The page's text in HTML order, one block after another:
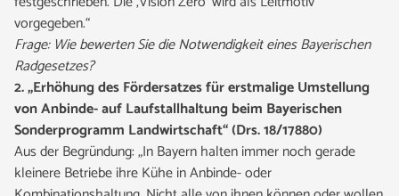
vorgegeben.“
Frage: Wie bewerten Sie die Notwendigkeit eines Bayerischen
Radgesetzes?
2. „Erhöhung des Fördersatzes für erstmalige Umstellung
von Anbinde- auf Laufstallhaltung beim Bayerischen
Sonderprogramm Landwirtschaft“ (Drs. 18/17880)
Aus der Begründung: „In Bayern halten immer noch gerade
kleinere Betriebe ihre Kühe in Anbinde- oder